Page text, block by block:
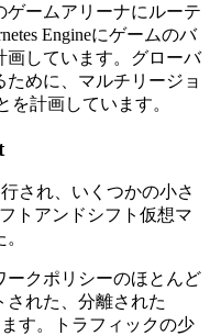
ゲームアリーナにルーテ
Engineにゲームのバ
画しています。グローバ
めに、マルチリージョ
を計画しています。
され、いくつかの小さ
トアンドシフト仮想マ
ークポリシーのほとんど
された、分離された
す。トラフィックの少